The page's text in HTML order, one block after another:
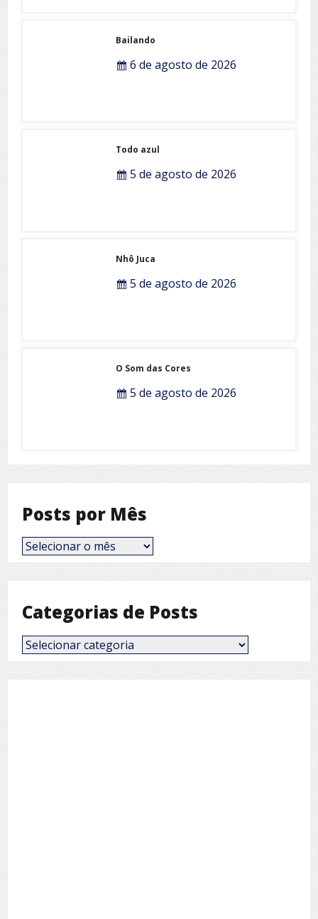
Bailando
6 de agosto de 2026
Todo azul
5 de agosto de 2026
Nhô Juca
5 de agosto de 2026
O Som das Cores
5 de agosto de 2026
Posts por Mês
Posts
por
Categorias de Posts
Categorias
de